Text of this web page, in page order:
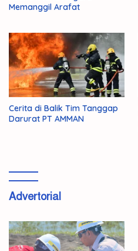
Memanggil Arafat
Cerita di Balik Tim Tanggap
Darurat PT AMMAN
Advertorial